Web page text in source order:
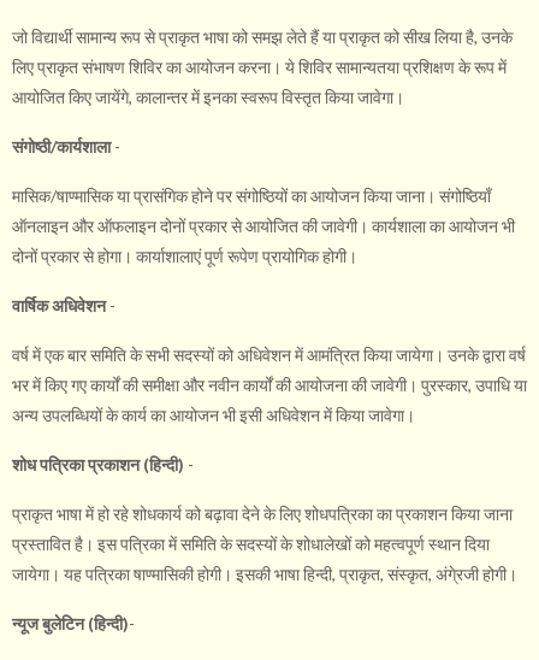
जो विद्यार्थी सामान्य रूप से प्राकृत भाषा को समझ लेते हैं या प्राकृत को सीख लिया है, उनके
लिए प्राकृत संभाषण शिविर का आयोजन करना। ये शिविर सामान्यतया प्रशिक्षण के रूप में
आयोजित किए जायेंगे, कालान्तर में इनका स्वरूप विस्तृत किया जावेगा।
संगोष्ठी/कार्यशाला-
मासिक/षाण्मासिक या प्रासंगिक होने पर संगोष्ठियों का आयोजन किया जाना। संगोष्ठियाँ
ऑनलाइन और ऑफलाइन दोनों प्रकार से आयोजित की जावेगी। कार्यशाला का आयोजन भी
दोनों प्रकार से होगा। कार्याशालाएं पूर्ण रूपेण प्रायोगिक होगी।
वार्षिक अधिवेशन-
वर्ष में एक बार समिति के सभी सदस्यों को अधिवेशन में आमंत्रित किया जायेगा। उनके द्वारा वर्ष
भर में किए गए कार्यों की समीक्षा और नवीन कार्यों की आयोजना की जावेगी। पुरस्कार, उपाधि या
अन्य उपलब्धियों के कार्य का आयोजन भी इसी अधिवेशन में किया जावेगा।
शोध पत्रिका प्रकाशन (हिन्दी) -
प्राकृत भाषा में हो रहे शोधकार्य को बढ़ावा देने के लिए शोधपत्रिका का प्रकाशन किया जाना
प्रस्तावित है। इस पत्रिका में समिति के सदस्यों के शोधालेखों को महत्वपूर्ण स्थान दिया
जायेगा। यह पत्रिका षाण्मासिकी होगी। इसकी भाषा हिन्दी, प्राकृत, संस्कृत, अंगे्रजी होगी।
न्यूज बुलेटिन (हिन्दी)-